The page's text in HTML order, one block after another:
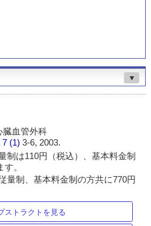
▼
臓血管外科
7 (1)3-6, 2003.
制は110円（税込）、基本料金制
。
量制、基本料金制の方共に770円
ストラクトを見る